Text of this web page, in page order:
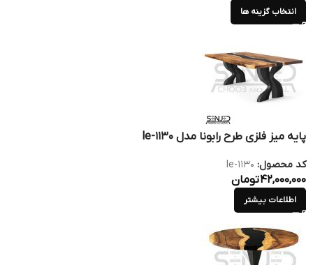
انتخاب گزینه ها
پایه میز فلزی طرح رابونا مدل le-1130
کد محصول: le-1130
42,000,000تومان
اطلاعات بیشتر